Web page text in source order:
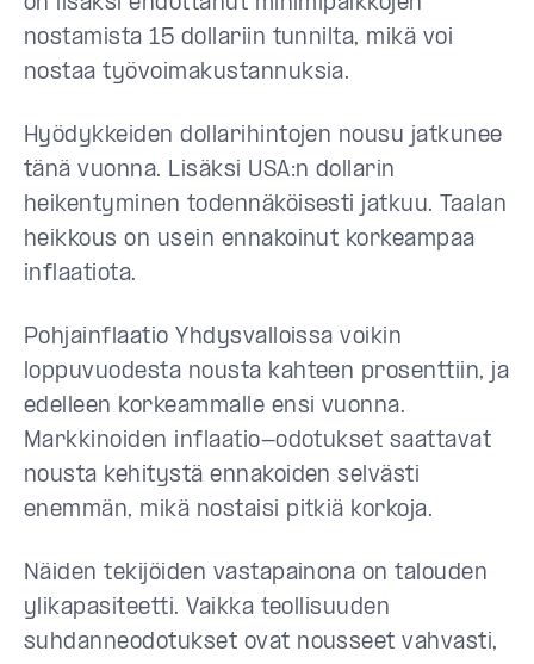
nostamista 15 dollariin tunnilta, mikä voi
nostaa työvoimakustannuksia.
Hyödykkeiden dollarihintojen nousu jatkunee
tänä vuonna. Lisäksi USA:n dollarin
heikentyminen todennäköisesti jatkuu. Taalan
heikkous on usein ennakoinut korkeampaa
inflaatiota.
Pohjainflaatio Yhdysvalloissa voikin
loppuvuodesta nousta kahteen prosenttiin, ja
edelleen korkeammalle ensi vuonna.
Markkinoiden inflaatio-odotukset saattavat
nousta kehitystä ennakoiden selvästi
enemmän, mikä nostaisi pitkiä korkoja.
Näiden tekijöiden vastapainona on talouden
ylikapasiteetti. Vaikka teollisuuden
suhdanneodotukset ovat nousseet vahvasti,